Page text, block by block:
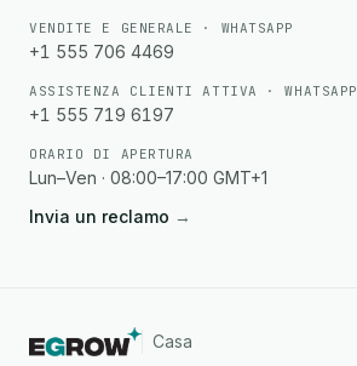
VENDITE E GENERALE · WHATSAPP
+1 555 706 4469
ASSISTENZA CLIENTI ATTIVA · WHATSAPP
+1 555 719 6197
ORARIO DI APERTURA
Lun–Ven · 08:00–17:00 GMT+1
Invia un reclamo →
Casa